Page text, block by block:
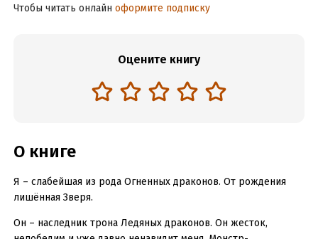
Чтобы читать онлайн оформите подписку
Оцените книгу
О книге
Я – cлабейшая из рода Огненных драконов. От рождения
лишённая Зверя.
Он – наследник трона Ледяных драконов. Он жесток,